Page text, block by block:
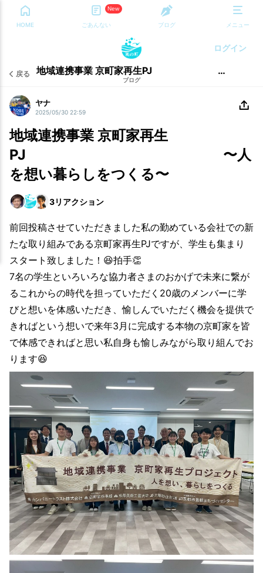
HOME
New
ごあんない ブログ メニュー
ログイン
戻る 地域連携事業 京町家再生PJ 〜人を想い暮らしをつくる〜
ブログ
ヤナ
2025/05/30 22:59
地域連携事業 京町家再生
PJ 〜人
を想い暮らしをつくる〜
3リアクション
前回投稿させていただきました私の勤めている会社での新
たな取り組みである京町家再生PJですが、学生も集まり
スタート致しました！😆拍手👏
7名の学生といろいろな協力者さまのおかげで未来に繋が
るこれからの時代を担っていただく20歳のメンバーに学
びと想いを体感いただき、愉しんでいただく機会を提供で
きればという想いで来年3月に完成する本物の京町家を皆
で体感できればと思い私自身も愉しみながら取り組んでお
ります😆